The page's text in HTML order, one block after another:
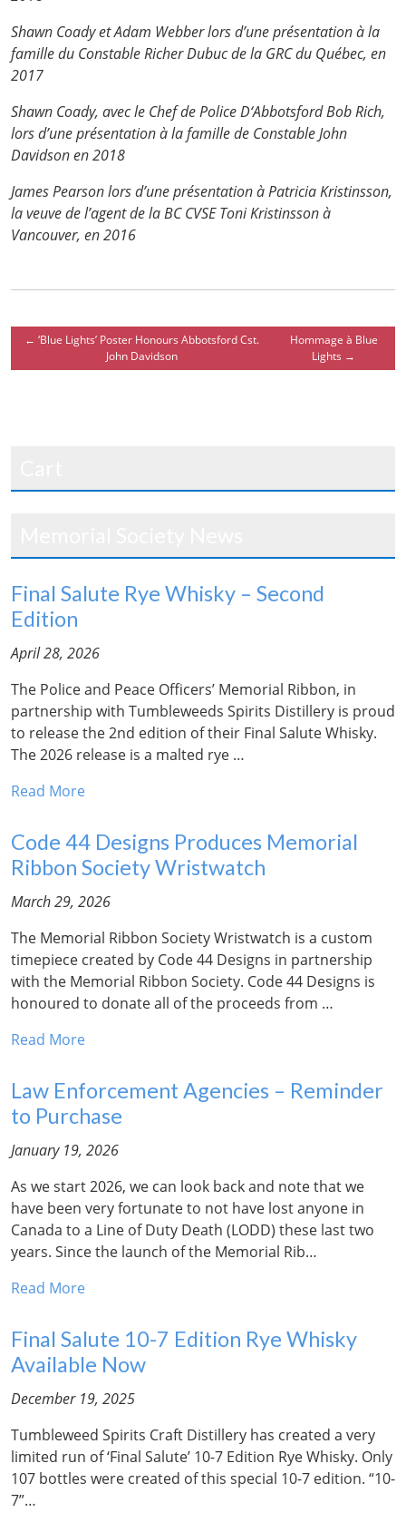
Shawn Coady et Adam Webber lors d’une présentation à la
famille du Constable Richer Dubuc de la GRC du Québec, en
2017
Shawn Coady, avec le Chef de Police D‘Abbotsford Bob Rich,
lors d’une présentation à la famille de Constable John
Davidson en 2018
James Pearson lors d’une présentation à Patricia Kristinsson,
la veuve de l’agent de la BC CVSE Toni Kristinsson à
Vancouver, en 2016
← ‘Blue Lights’ Poster Honours Abbotsford Cst.
John Davidson
Hommage à Blue
Lights →
Final Salute Rye Whisky – Second
Edition
April 28, 2026
The Police and Peace Officers’ Memorial Ribbon, in
partnership with Tumbleweeds Spirits Distillery is proud
to release the 2nd edition of their Final Salute Whisky.
The 2026 release is a malted rye …
Read More
Code 44 Designs Produces Memorial
Ribbon Society Wristwatch
March 29, 2026
The Memorial Ribbon Society Wristwatch is a custom
timepiece created by Code 44 Designs in partnership
with the Memorial Ribbon Society. Code 44 Designs is
honoured to donate all of the proceeds from …
Read More
Law Enforcement Agencies – Reminder
to Purchase
January 19, 2026
As we start 2026, we can look back and note that we
have been very fortunate to not have lost anyone in
Canada to a Line of Duty Death (LODD) these last two
years. Since the launch of the Memorial Rib…
Read More
Final Salute 10-7 Edition Rye Whisky
Available Now
December 19, 2025
Tumbleweed Spirits Craft Distillery has created a very
limited run of ‘Final Salute’ 10-7 Edition Rye Whisky. Only
107 bottles were created of this special 10-7 edition. “10-
7”…